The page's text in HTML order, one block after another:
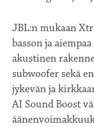
JBL:n mukaan
basson ja
akustinen
subwoofer sekä
jykevän ja
AI Sound Boost